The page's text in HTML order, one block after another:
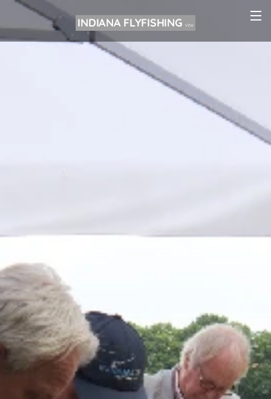
INDIANA FLYFISHINGVZW